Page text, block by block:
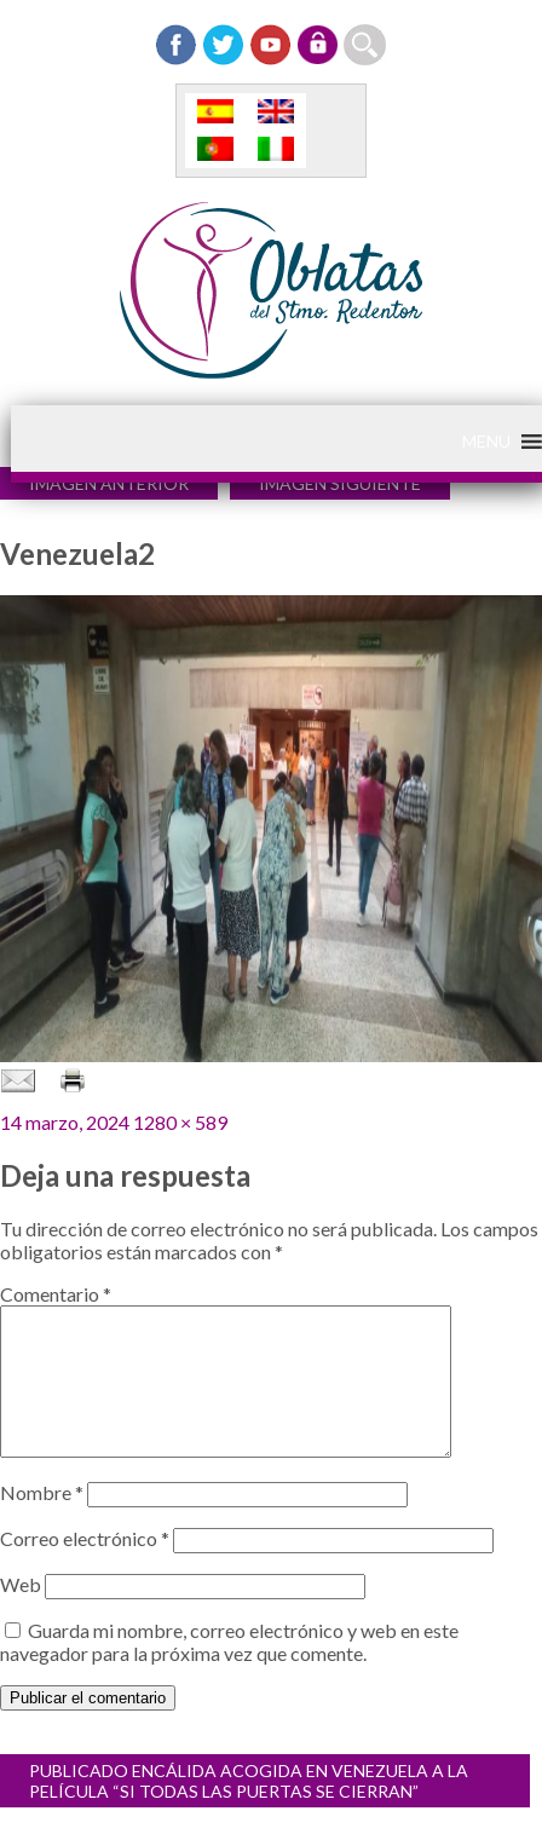
IMAGEN ANTERIOR IMAGEN SIGUIENTE
Venezuela2
Publicado
14 marzo, 2024 Tamaño
1280 × 589
Deja una respuesta
Tu dirección de correo electrónico no será publicada. Los campos
obligatorios están marcados con*
Comentario *
Nombre*
Correo electrónico *
Web
Guarda mi nombre, correo electrónico y web en este
navegador para la próxima vez que comente.
Navegación
entradas
PUBLICADO ENCÁLIDA ACOGIDA EN VENEZUELA A LA
PELÍCULA “SI TODAS LAS PUERTAS SE CIERRAN”